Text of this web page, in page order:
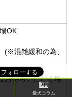
OK
(※混雑緩和の為、
お待ちいただく場
愛犬コラム